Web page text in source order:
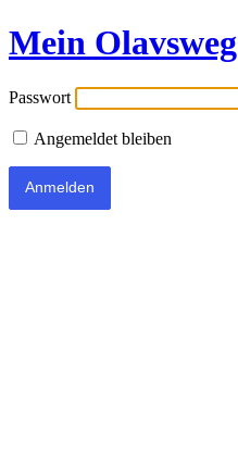
Mein Olavsweg
Passwort
Angemeldet bleiben